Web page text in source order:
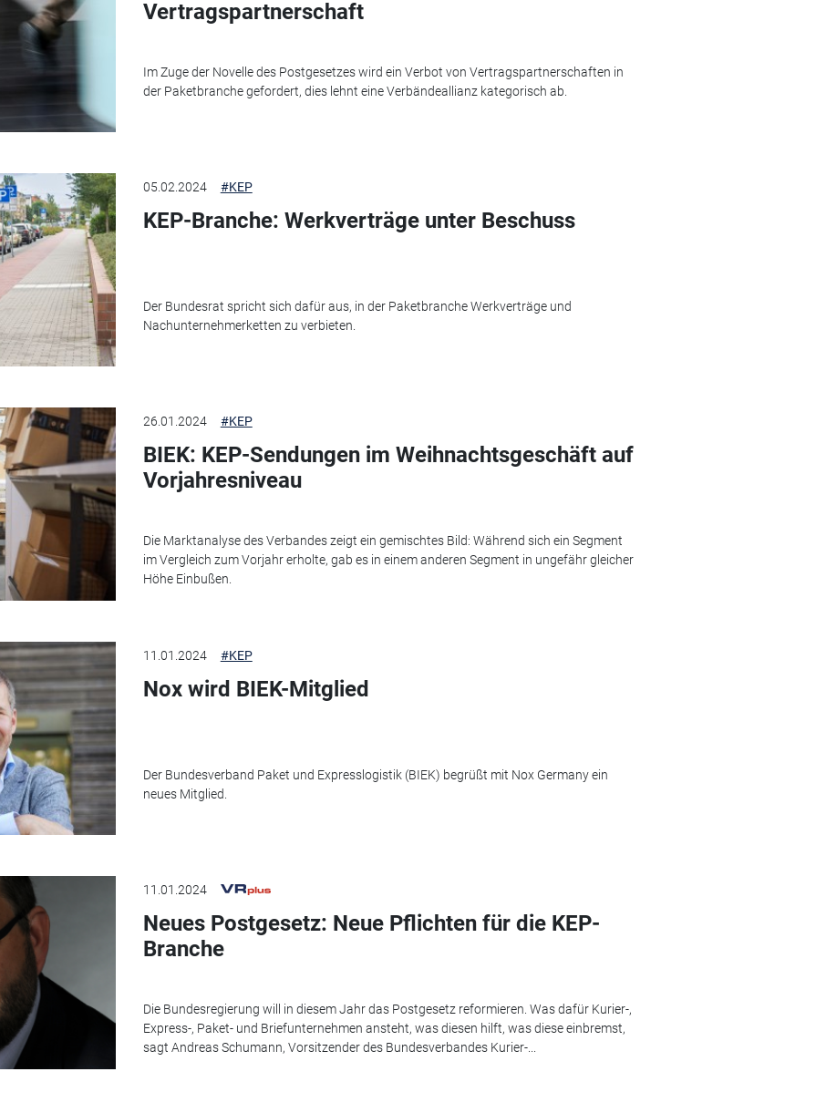
Vertragspartnerschaft
Im Zuge der Novelle des Postgesetzes wird ein Verbot von Vertragspartnerschaften in
der Paketbranche gefordert, dies lehnt eine Verbändeallianz kategorisch ab.
05.02.2024 #KEP
KEP-Branche: Werkverträge unter Beschuss
Der Bundesrat spricht sich dafür aus, in der Paketbranche Werkverträge und
Nachunternehmerketten zu verbieten.
26.01.2024 #KEP
BIEK: KEP-Sendungen im Weihnachtsgeschäft auf
Vorjahresniveau
Die Marktanalyse des Verbandes zeigt ein gemischtes Bild: Während sich ein Segment
im Vergleich zum Vorjahr erholte, gab es in einem anderen Segment in ungefähr gleicher
Höhe Einbußen.
11.01.2024 #KEP
Nox wird BIEK-Mitglied
Der Bundesverband Paket und Expresslogistik (BIEK) begrüßt mit Nox Germany ein
neues Mitglied.
11.01.2024
Neues Postgesetz: Neue Pflichten für die KEP-
Branche
Die Bundesregierung will in diesem Jahr das Postgesetz reformieren. Was dafür Kurier-,
Express-, Paket- und Briefunternehmen ansteht, was diesen hilft, was diese einbremst,
sagt Andreas Schumann, Vorsitzender des Bundesverbandes Kurier-...